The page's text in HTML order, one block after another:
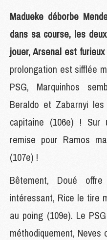
Madueke déborbe
dans sa course, les
jouer, Arsenal est
prolongation est sifflée
PSG, Marquinhos
Beraldo et Zabarnyi
capitaine (106e) ! Sur
remise pour Ramos
(107e) !
Bêtement, Doué
intéressant, Rice le tire
au poing (109e). Le
méthodiquement,